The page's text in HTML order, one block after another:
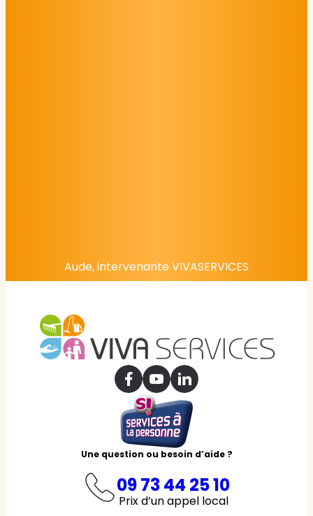
Aude, intervenante VIVASERVICES
Une question ou besoin d’aide ?
09 73 44 25 10
Prix d’un appel local